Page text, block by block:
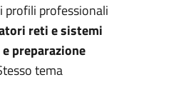
profili professionali
reti e sistemi
preparazione
tema